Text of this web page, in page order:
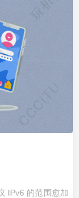
IPv6 的范围愈加